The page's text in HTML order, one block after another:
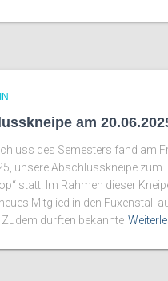
am
des Semesters fand am
unsere Abschlusskneipe zum
statt. Im Rahmen dieser
Mitglied in den Fuxenstall
Zudem durften bekannte